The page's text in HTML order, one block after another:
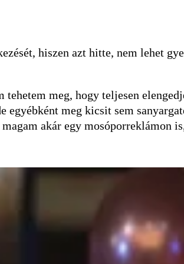
hiszen azt hitte, nem lehet
meg, hogy teljesen
egyébként meg kicsit sem
akár egy mosóporreklámon